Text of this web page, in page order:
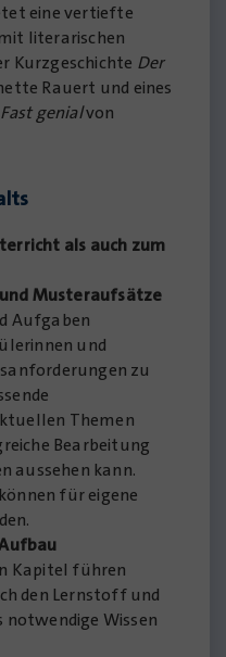
eine vertiefte
literarischen
Kurzgeschichte Der
Rauert und eines
Fast genialvon
als auch zum
Musteraufsätze
Aufgaben
und
zu
Themen
Bearbeitung
aussehen kann.
für eigene
Kapitel führen
den Lernstoff und
Wissen